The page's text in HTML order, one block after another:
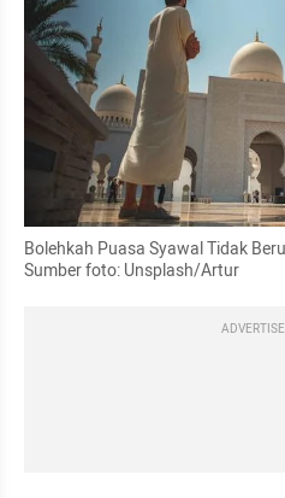
Bolehkah Puasa Syawal Tidak
Sumber foto: Unsplash/Artur